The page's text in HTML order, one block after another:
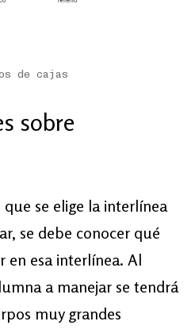
de cajas
sobre
se elige la interlínea
se debe conocer qué
en esa interlínea. Al
a manejar se tendrá
muy grandes